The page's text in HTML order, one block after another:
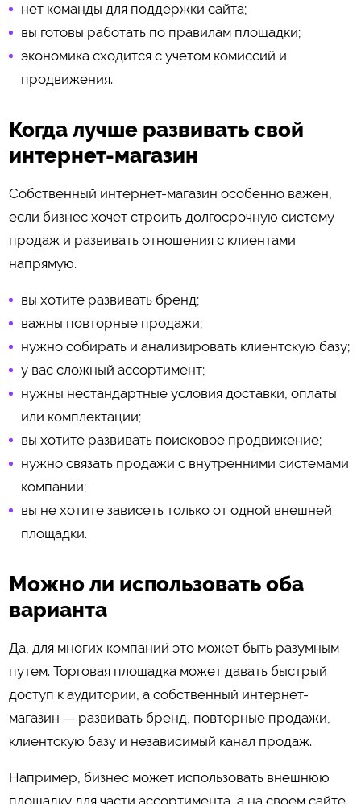
нет команды для поддержки сайта;
вы готовы работать по правилам площадки;
экономика сходится с учетом комиссий и
продвижения.
Когда лучше развивать свой
интернет-магазин
Собственный интернет-магазин особенно важен,
если бизнес хочет строить долгосрочную систему
продаж и развивать отношения с клиентами
напрямую.
вы хотите развивать бренд;
важны повторные продажи;
нужно собирать и анализировать клиентскую базу;
у вас сложный ассортимент;
нужны нестандартные условия доставки, оплаты
или комплектации;
вы хотите развивать поисковое продвижение;
нужно связать продажи с внутренними системами
компании;
вы не хотите зависеть только от одной внешней
площадки.
Можно ли использовать оба
варианта
Да, для многих компаний это может быть разумным
путем. Торговая площадка может давать быстрый
доступ к аудитории, а собственный интернет-
магазин — развивать бренд, повторные продажи,
клиентскую базу и независимый канал продаж.
Например, бизнес может использовать внешнюю
площадку для части ассортимента, а на своем сайте